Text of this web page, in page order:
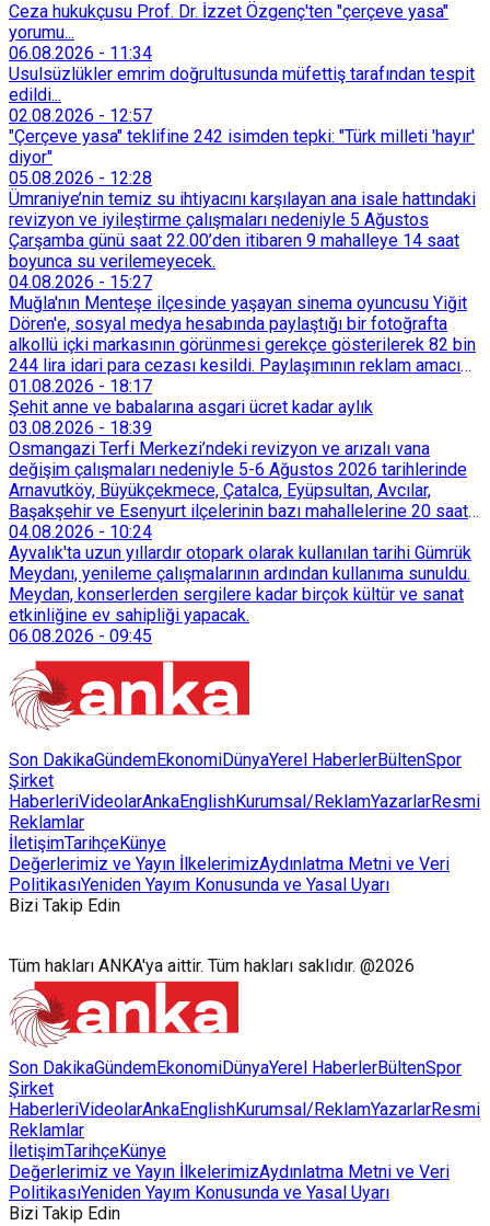
Ceza hukukçusu Prof. Dr. İzzet Özgenç'ten "çerçeve yasa"
yorumu...
06.08.2026 - 11:34
Usulsüzlükler emrim doğrultusunda müfettiş tarafından tespit
edildi...
02.08.2026 - 12:57
"Çerçeve yasa" teklifine 242 isimden tepki: "Türk milleti 'hayır'
diyor"
05.08.2026 - 12:28
Ümraniye’nin temiz su ihtiyacını karşılayan ana isale hattındaki
revizyon ve iyileştirme çalışmaları nedeniyle 5 Ağustos
Çarşamba günü saat 22.00’den itibaren 9 mahalleye 14 saat
boyunca su verilemeyecek.
04.08.2026 - 15:27
Muğla'nın Menteşe ilçesinde yaşayan sinema oyuncusu Yiğit
Dören'e, sosyal medya hesabında paylaştığı bir fotoğrafta
alkollü içki markasının görünmesi gerekçe gösterilerek 82 bin
244 lira idari para cezası kesildi. Paylaşımının reklam amacı
taşımadığını savunan Dören, cezanın iptali için yargıya
başvurdu.
01.08.2026 - 18:17
Şehit anne ve babalarına asgari ücret kadar aylık
03.08.2026 - 18:39
Osmangazi Terfi Merkezi’ndeki revizyon ve arızalı vana
değişim çalışmaları nedeniyle 5-6 Ağustos 2026 tarihlerinde
Arnavutköy, Büyükçekmece, Çatalca, Eyüpsultan, Avcılar,
Başakşehir ve Esenyurt ilçelerinin bazı mahallelerine 20 saat
süreyle su verilemeyecek.
04.08.2026 - 10:24
Ayvalık'ta uzun yıllardır otopark olarak kullanılan tarihi Gümrük
Meydanı, yenileme çalışmalarının ardından kullanıma sunuldu.
Meydan, konserlerden sergilere kadar birçok kültür ve sanat
etkinliğine ev sahipliği yapacak.
06.08.2026 - 09:45
Son DakikaGündemEkonomiDünyaYerel HaberlerBültenSpor
Şirket
HaberleriVideolarAnkaEnglishKurumsal/ReklamYazarlarResmi
Reklamlar
İletişimTarihçeKünye
Değerlerimiz ve Yayın İlkelerimizAydınlatma Metni ve Veri
PolitikasıYeniden Yayım Konusunda ve Yasal Uyarı
Bizi Takip Edin
Tüm hakları ANKA'ya aittir. Tüm hakları saklıdır. @2026
Son DakikaGündemEkonomiDünyaYerel HaberlerBültenSpor
Şirket
HaberleriVideolarAnkaEnglishKurumsal/ReklamYazarlarResmi
Reklamlar
İletişimTarihçeKünye
Değerlerimiz ve Yayın İlkelerimizAydınlatma Metni ve Veri
PolitikasıYeniden Yayım Konusunda ve Yasal Uyarı
Bizi Takip Edin